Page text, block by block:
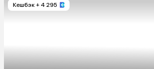
Кешбэк + 4 295